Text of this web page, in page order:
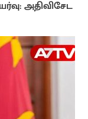
அதிவிசேட